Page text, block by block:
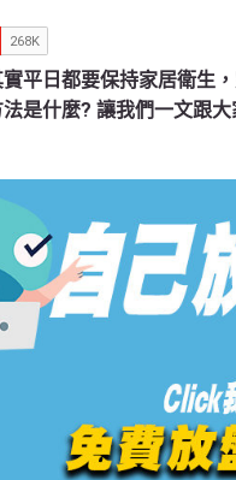
平日都要保持家居衛生
是什麼? 讓我們一文跟